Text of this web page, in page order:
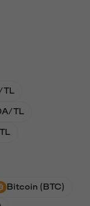
TL
Bitcoin (BTC)